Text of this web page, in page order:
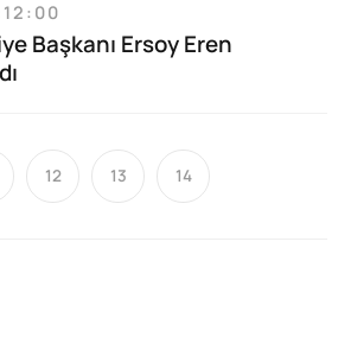
Başkanı Ersoy Eren
12 13 14